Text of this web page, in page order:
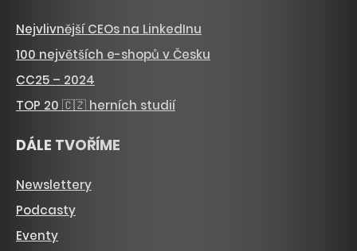
Nejvlivnější CEOs na LinkedInu
100 největších e-shopů v Česku
CC25 – 2024
TOP 20 🇨🇿 herních studií
DÁLE TVOŘÍME
Newslettery
Podcasty
Eventy